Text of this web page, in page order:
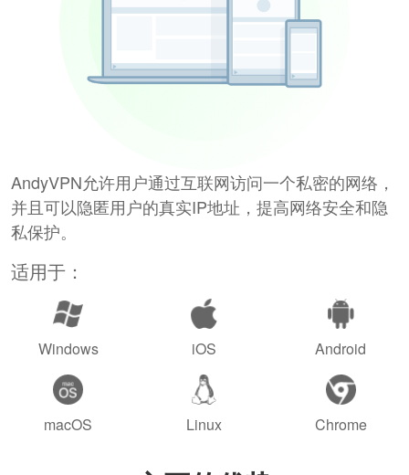
AndyVPN允许用户通过互联网访问一个私密的网络，
并且可以隐匿用户的真实IP地址，提高网络安全和隐
私保护。
适用于：
Windows iOS Android
macOS Linux Chrome